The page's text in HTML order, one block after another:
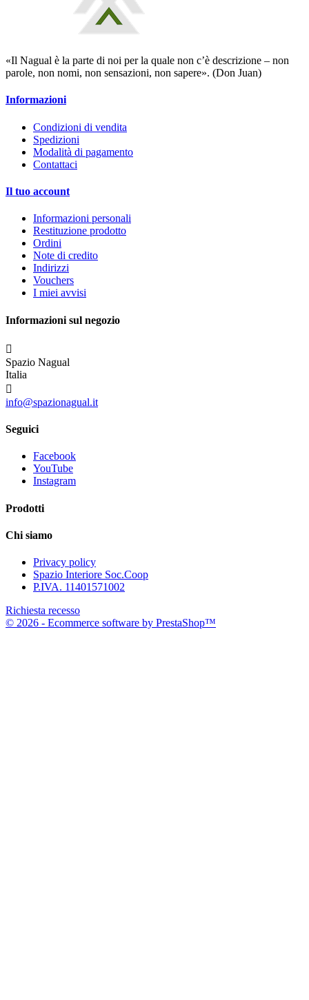
«Il Nagual è la parte di noi per la quale non c’è descrizione – non
parole, non nomi, non sensazioni, non sapere». (Don Juan)
Informazioni
Condizioni di vendita
Spedizioni
Modalità di pagamento
Contattaci
Il tuo account
Informazioni personali
Restituzione prodotto
Ordini
Note di credito
Indirizzi
Vouchers
I miei avvisi
Informazioni sul negozio

Spazio Nagual
Italia

info@spazionagual.it
Seguici
Facebook
YouTube
Instagram
Prodotti
Chi siamo
Privacy policy
Spazio Interiore Soc.Coop
P.IVA. 11401571002
Richiesta recesso
© 2026 - Ecommerce software by PrestaShop™